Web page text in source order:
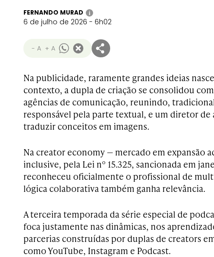
FERNANDO MURAD i
6 de julho de 2026 - 6h02
- A + A
Na publicidade, raramente grandes ideias
contexto, a dupla de criação se consolidou
agências de comunicação, reunindo,
responsável pela parte textual, e um diretor de
traduzir conceitos em imagens.
Na creator economy — mercado em expansão
inclusive, pela Lei nº 15.325, sancionada em
reconheceu oficialmente o profissional de
lógica colaborativa também ganha relevância.
A terceira temporada da série especial de
foca justamente nas dinâmicas, nos
parcerias construídas por duplas de creators
como YouTube, Instagram e Podcast.